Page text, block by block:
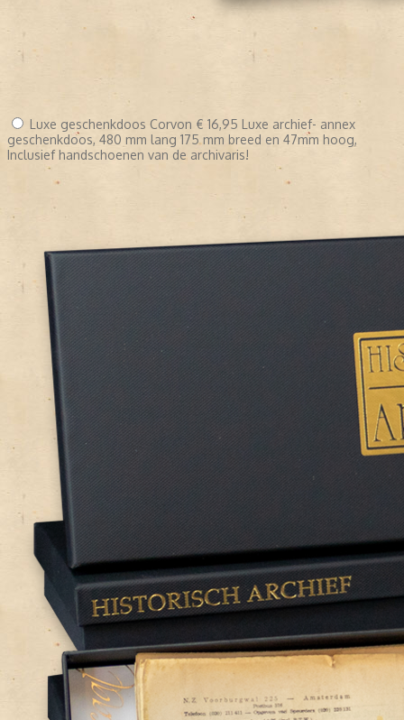
Luxe geschenkdoos Corvon € 16,95 Luxe archief- annex
geschenkdoos, 480 mm lang 175 mm breed en 47mm hoog,
Inclusief handschoenen van de archivaris!